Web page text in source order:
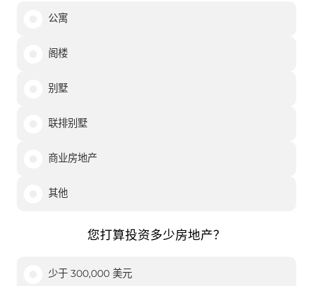
公寓
阁楼
别墅
联排别墅
商业房地产
其他
您打算投资多少房地产？
少于 300,000 美元